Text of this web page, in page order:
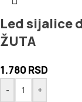
Led sijalice
ŽUTA
1.780 RSD
-
+